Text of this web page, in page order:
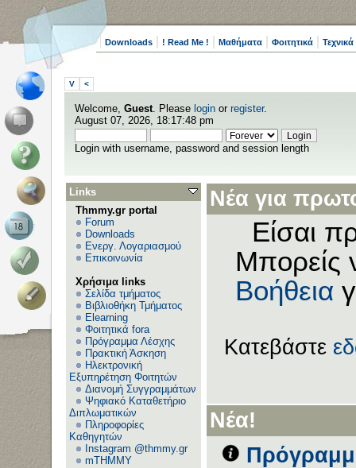
Downloads ! Read Me ! Μαθήματα Φοιτητικά
V <
Welcome, Guest. Please login or register.
August 07, 2026, 18:17:48 pm
Login with username, password and session length
Links
Thmmy.gr portal
Forum
Downloads
Ενεργ. Λογαριασμού
Επικοινωνία
Χρήσιμα links
Σελίδα τμήματος
Βιβλιοθήκη Τμήματος
Elearning
Φοιτητικά fora
Πρόγραμμα Λέσχης
Πρακτική Άσκηση
Ηλεκτρονική
Εξυπηρέτηση Φοιτητών
Διανομή Συγγραμμάτων
Ψηφιακό Καταθετήριο
Διπλωματικών
Πληροφορίες
Καθηγητών
Instagram @thmmy.gr
mTHMMY
Νέα για
Είσαι
Μπορείς
Βοήθεια
Κατεβάστε
Νέα!